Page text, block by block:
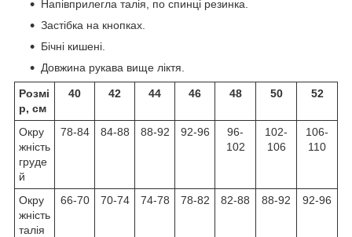
Напівприлегла талія, по спинці резинка.
Застібка на кнопках.
Бічні кишені.
Довжина рукава вище ліктя.
Розмі
р, см
40 42 44 46 48 50 52
Окру
жність
груде
й
78-84 84-88 88-92 92-96
96-
102
102-
106
106-
110
Окру
жність
талія
66-70 70-74 74-78 78-82 82-88 88-92 92-96